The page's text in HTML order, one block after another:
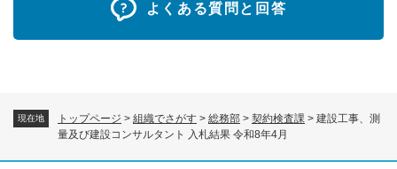
現在地 トップページ > 組織でさがす > 総務部 > 契約検査課 > 建設工事、測
量及び建設コンサルタント 入札結果 令和8年4月
よくある質問と回答